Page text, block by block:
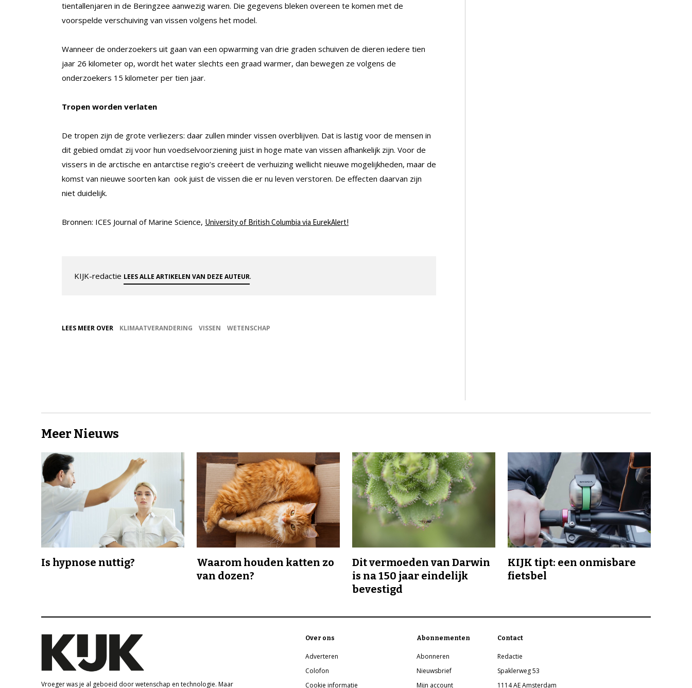
tientallenjaren in de Beringzee aanwezig waren. Die gegevens bleken overeen te komen met de
voorspelde verschuiving van vissen volgens het model.
Wanneer de onderzoekers uit gaan van een opwarming van drie graden schuiven de dieren iedere tien
jaar 26 kilometer op, wordt het water slechts een graad warmer, dan bewegen ze volgens de
onderzoekers 15 kilometer per tien jaar.
Tropen worden verlaten
De tropen zijn de grote verliezers: daar zullen minder vissen overblijven. Dat is lastig voor de mensen in
dit gebied omdat zij voor hun voedselvoorziening juist in hoge mate van vissen afhankelijk zijn. Voor de
vissers in de arctische en antarctise regio’s creëert de verhuizing wellicht nieuwe mogelijkheden, maar de
komst van nieuwe soorten kan ook juist de vissen die er nu leven verstoren. De effecten daarvan zijn
niet duidelijk.
Bronnen: ICES Journal of Marine Science, University of British Columbia via EurekAlert!
KIJK-redactie LEES ALLE ARTIKELEN VAN DEZE AUTEUR.
LEES MEER OVER KLIMAATVERANDERING VISSEN WETENSCHAP
Meer Nieuws
Is hypnose nuttig?
Waarom houden katten zo
van dozen?
Dit vermoeden van Darwin
is na 150 jaar eindelijk
bevestigd
KIJK tipt: een onmisbare
fietsbel
Vroeger was je al geboeid door wetenschap en technologie. Maar
Over ons
Adverteren
Colofon
Cookie informatie
Abonnementen
Abonneren
Nieuwsbrief
Mijn account
Contact
Redactie
Spaklerweg 53
1114 AE Amsterdam